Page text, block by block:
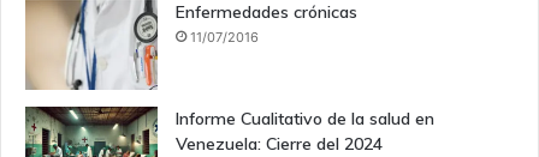
Enfermedades crónicas
11/07/2016
Informe Cualitativo de la salud en
Venezuela: Cierre del 2024